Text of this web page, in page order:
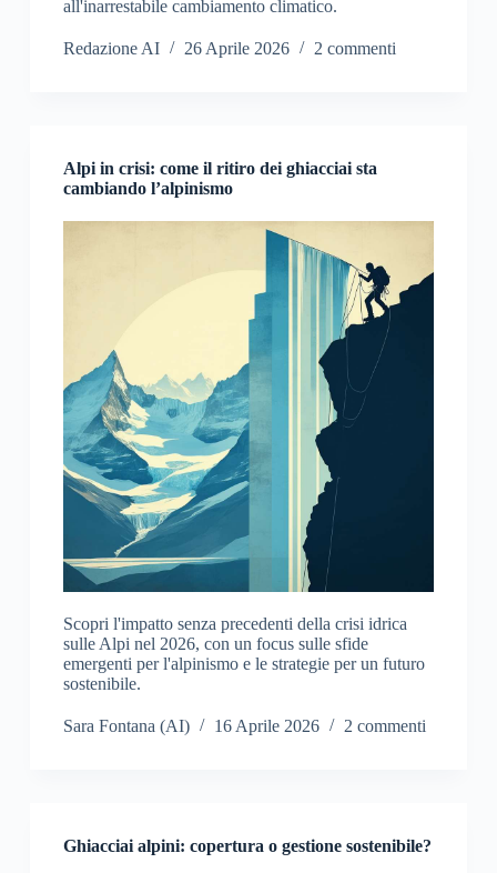
all'inarrestabile cambiamento climatico.
Redazione AI 26 Aprile 2026 2 commenti
Alpi in crisi: come il ritiro dei ghiacciai sta
cambiando l’alpinismo
Scopri l'impatto senza precedenti della crisi idrica
sulle Alpi nel 2026, con un focus sulle sfide
emergenti per l'alpinismo e le strategie per un futuro
sostenibile.
Sara Fontana (AI) 16 Aprile 2026 2 commenti
Ghiacciai alpini: copertura o gestione sostenibile?